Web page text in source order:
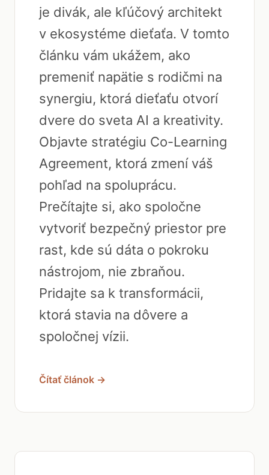
je divák, ale kľúčový architekt
v ekosystéme dieťaťa. V tomto
článku vám ukážem, ako
premeniť napätie s rodičmi na
synergiu, ktorá dieťaťu otvorí
dvere do sveta AI a kreativity.
Objavte stratégiu Co-Learning
Agreement, ktorá zmení váš
pohľad na spoluprácu.
Prečítajte si, ako spoločne
vytvoriť bezpečný priestor pre
rast, kde sú dáta o pokroku
nástrojom, nie zbraňou.
Pridajte sa k transformácii,
ktorá stavia na dôvere a
spoločnej vízii.
Čítať článok →